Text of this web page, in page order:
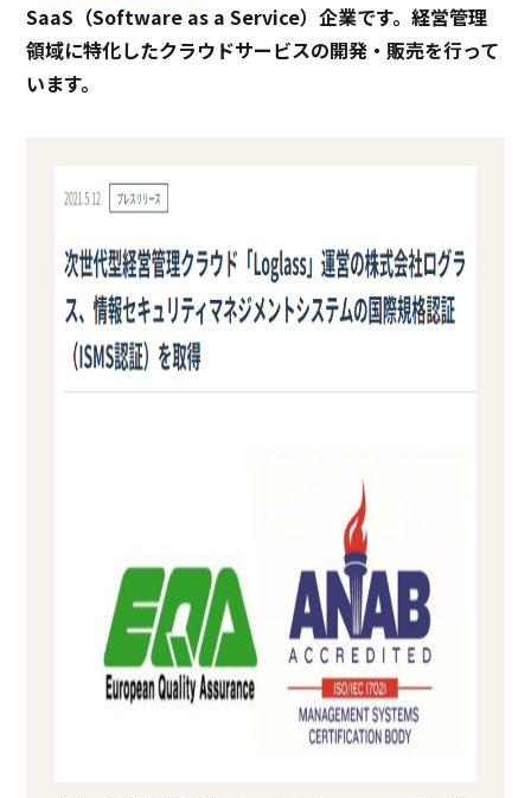
SaaS（Software as a Service）企業です。経営管理
領域に特化したクラウドサービスの開発・販売を行って
います。